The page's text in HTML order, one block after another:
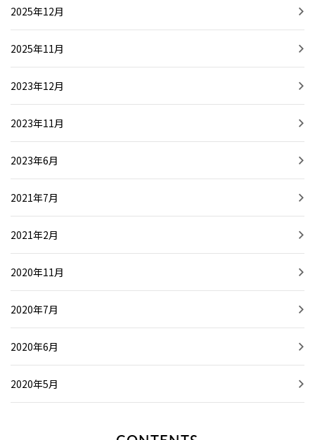
2025年12月
2025年11月
2023年12月
2023年11月
2023年6月
2021年7月
2021年2月
2020年11月
2020年7月
2020年6月
2020年5月